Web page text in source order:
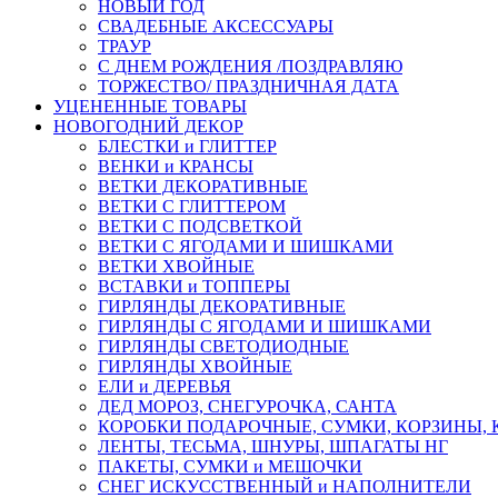
НОВЫЙ ГОД
СВАДЕБНЫЕ АКСЕССУАРЫ
ТРАУР
С ДНЕМ РОЖДЕНИЯ /ПОЗДРАВЛЯЮ
ТОРЖЕСТВО/ ПРАЗДНИЧНАЯ ДАТА
УЦЕНЕННЫЕ ТОВАРЫ
НОВОГОДНИЙ ДЕКОР
БЛЕСТКИ и ГЛИТТЕР
ВЕНКИ и КРАНСЫ
ВЕТКИ ДЕКОРАТИВНЫЕ
ВЕТКИ С ГЛИТТЕРОМ
ВЕТКИ С ПОДСВЕТКОЙ
ВЕТКИ С ЯГОДАМИ И ШИШКАМИ
ВЕТКИ ХВОЙНЫЕ
ВСТАВКИ и ТОППЕРЫ
ГИРЛЯНДЫ ДЕКОРАТИВНЫЕ
ГИРЛЯНДЫ С ЯГОДАМИ И ШИШКАМИ
ГИРЛЯНДЫ СВЕТОДИОДНЫЕ
ГИРЛЯНДЫ ХВОЙНЫЕ
ЕЛИ и ДЕРЕВЬЯ
ДЕД МОРОЗ, СНЕГУРОЧКА, САНТА
КОРОБКИ ПОДАРОЧНЫЕ, СУМКИ,
ЛЕНТЫ, ТЕСЬМА, ШНУРЫ, ШПАГАТЫ НГ
ПАКЕТЫ, СУМКИ и МЕШОЧКИ
СНЕГ ИСКУССТВЕННЫЙ и НАПОЛНИТЕЛИ